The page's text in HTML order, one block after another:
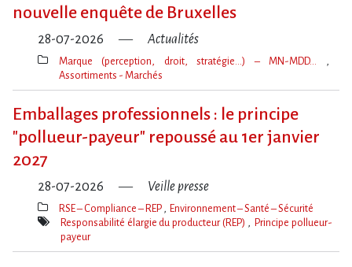
nouvelle enquête de Bruxelles
28-07-2026 Actualités
Thèmes(s)
Marque (perception, droit, stratégie…) – MN-MDD…
Assortiments - Marchés
Emballages professionnels : le principe
"pollueur-payeur" repoussé au 1er janvier
2027
28-07-2026 Veille presse
Thèmes(s)
RSE – Compliance – REP Environnement – Santé – Sécurité
Mot(s)-
Responsabilité élargie du producteur (REP)
Principe pollueur-
payeur